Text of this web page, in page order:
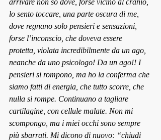
arrivare non so dove, forse vicino al cranio,
lo sento toccare, una parte oscura di me,
dove regnano solo pensieri e sensazioni,
forse l’inconscio, che doveva essere
protetta, violata incredibilmente da un ago,
neanche da uno psicologo! Da un ago!! I
pensieri si rompono, ma ho la conferma che
siamo fatti di energia, che tutto scorre, che
nulla si rompe. Continuano a tagliare
cartilagine, con cellule malate. Non mi
scompongo, ma i miei occhi sono sempre
più sbarrati. Mi dicono di nuovo: “chiudi